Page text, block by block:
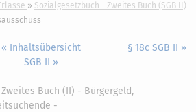
Sozialgesetzbuch - Zweites Buch (SGB II)
« Inhaltsübersicht
SGB II »
§ 18c SGB II »
Buch (II) - Bürgergeld,
-